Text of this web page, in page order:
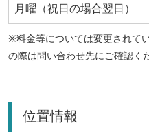
月曜（祝日の場合翌日）
※料金等については変更されて
の際は問い合わせ先にご確認く
位置情報